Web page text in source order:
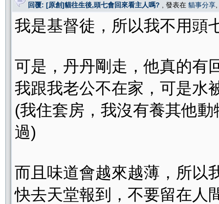
回覆: [原創]貓往生後,頭七會回來看主人嗎? , 發表在 貓事分享
我是基督徒，所以我不用頭
可是，丹丹剛走，他真的有
我跟我老公不在家，可是水
(我住套房，我沒有養其他
過)
而且味道會越來越薄，所以
快去天堂報到，不要留在人